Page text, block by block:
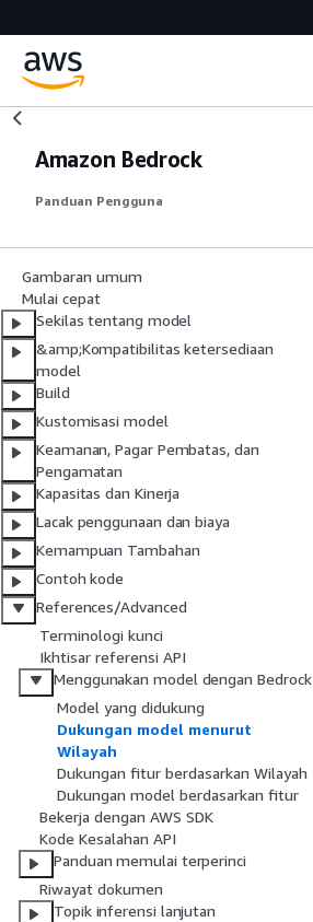
Amazon Bedrock
Panduan Pengguna
Gambaran umum
Mulai cepat
Sekilas tentang model
&amp;Kompatibilitas ketersediaan
model
Build
Kustomisasi model
Keamanan, Pagar Pembatas, dan
Pengamatan
Kapasitas dan Kinerja
Lacak penggunaan dan biaya
Kemampuan Tambahan
Contoh kode
References/Advanced
Terminologi kunci
Ikhtisar referensi API
Menggunakan model dengan Bedrock
Model yang didukung
Dukungan model menurut
Wilayah
Dukungan fitur berdasarkan Wilayah
Dukungan model berdasarkan fitur
Bekerja dengan AWS SDK
Kode Kesalahan API
Panduan memulai terperinci
Riwayat dokumen
Topik inferensi lanjutan